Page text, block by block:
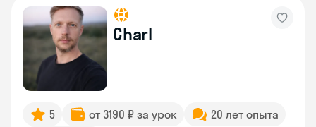
Charl
5 от 3190 ₽ за урок
20 лет опыта